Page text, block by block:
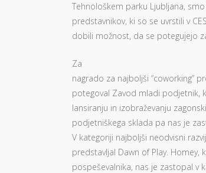
Tehnološkem parku Ljubljana,
predstavnikov, ki so se uvrstili v
dobili možnost, da se potegujejo
Za
nagrado za najboljši “coworking”
potegoval Zavod mladi podjetnik,
lansiranju in izobraževanju
podjetniškega sklada pa nas je
V kategoriji najboljši neodvisni
predstavljal Dawn of Play. Homey,
pospeševalnika, nas je zastopal v